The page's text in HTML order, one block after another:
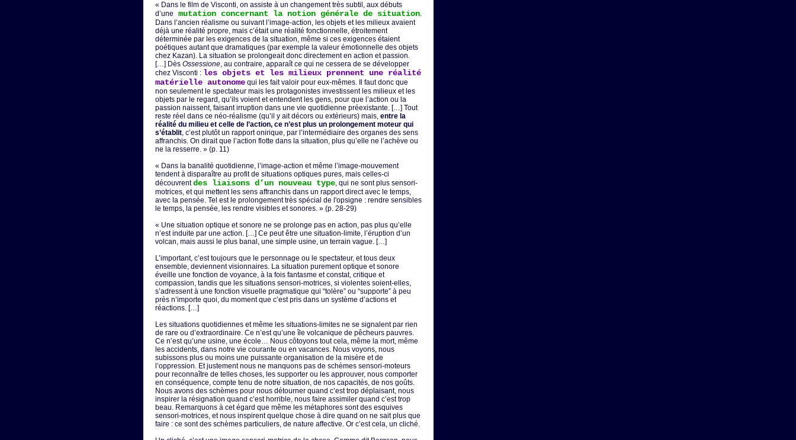
« Dans le film de Visconti, on assiste à un changement très subtil, aux débuts
d’une
mutation concernant la notion générale de situation.
Dans l’ancien réalisme ou suivant l’image-action, les objets et les milieux avaient
déjà une réalité propre, mais c’était une réalité fonctionnelle, étroitement
déterminée par les exigences de la situation, même si ces exigences étaient
poétiques autant que dramatiques (par exemple la valeur émotionnelle des objets
chez Kazan). La situation se prolongeait donc directement en action et passion.
[…] Dès Ossessione, au contraire, apparaît ce qui ne cessera de se développer
chez Visconti : les objets et les milieux prennent une réalité
matérielle autonome qui les fait valoir pour eux-mêmes. Il faut donc que
non seulement le spectateur mais les protagonistes investissent les milieux et les
objets par le regard, qu’ils voient et entendent les gens, pour que l’action ou la
passion naissent, faisant irruption dans une vie quotidienne préexistante. […] Tout
reste réel dans ce néo-réalisme (qu’il y ait décors ou extérieurs) mais, entre la
réalité du milieu et celle de l’action, ce n’est plus un prolongement moteur qui
s’établit, c’est plutôt un rapport onirique, par l’intermédiaire des organes des sens
affranchis. On dirait que l’action flotte dans la situation, plus qu’elle ne l’achève ou
ne la resserre. » (p. 11)
« Dans la banalité quotidienne, l’image-action et même l’image-mouvement
tendent à disparaître au profit de situations optiques pures, mais celles-ci
découvrentdes liaisons d’un nouveau type, qui ne sont plus sensori-
motrices, et qui mettent les sens affranchis dans un rapport direct avec le temps,
avec la pensée. Tel est le prolongement très spécial de l'opsigne : rendre sensibles
le temps, la pensée, les rendre visibles et sonores. » (p. 28-29)
« Une situation optique et sonore ne se prolonge pas en action, pas plus qu’elle
n’est induite par une action. […] Ce peut être une situation-limite, l’éruption d’un
volcan, mais aussi le plus banal, une simple usine, un terrain vague. […]
L’important, c’est toujours que le personnage ou le spectateur, et tous deux
ensemble, deviennent visionnaires. La situation purement optique et sonore
éveille une fonction de voyance, à la fois fantasme et constat, critique et
compassion, tandis que les situations sensori-motrices, si violentes soient-elles,
s’adressent à une fonction visuelle pragmatique qui “tolère” ou “supporte” à peu
près n’importe quoi, du moment que c’est pris dans un système d’actions et
réactions. […]
Les situations quotidiennes et même les situations-limites ne se signalent par rien
de rare ou d’extraordinaire. Ce n’est qu’une île volcanique de pêcheurs pauvres.
Ce n’est qu’une usine, une école… Nous côtoyons tout cela, même la mort, même
les accidents, dans notre vie courante ou en vacances. Nous voyons, nous
subissons plus ou moins une puissante organisation de la misère et de
l’oppression. Et justement nous ne manquons pas de schèmes sensori-moteurs
pour reconnaître de telles choses, les supporter ou les approuver, nous comporter
en conséquence, compte tenu de notre situation, de nos capacités, de nos goûts.
Nous avons des schèmes pour nous détourner quand c’est trop déplaisant, nous
inspirer la résignation quand c’est horrible, nous faire assimiler quand c’est trop
beau. Remarquons à cet égard que même les métaphores sont des esquives
sensori-motrices, et nous inspirent quelque chose à dire quand on ne sait plus que
faire : ce sont des schèmes particuliers, de nature affective. Or c’est cela, un cliché.